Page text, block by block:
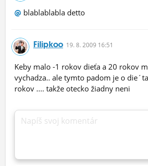
@ blablablabla detto
Filipkoo 19. 8. 2009 16:51
Keby malo -1 rokov dieťa a 20 rokov
vychadza.. ale tymto padom je o
rokov .... takže otecko žiadny neni
Napíš svoj komentár